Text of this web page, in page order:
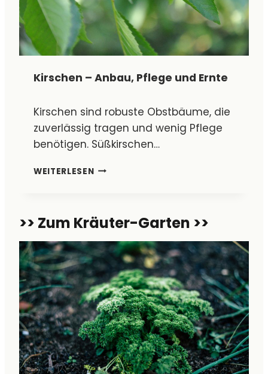
F
N
E
P
F
L
G
N
D
E
R
N
T
E
N
(
R
O
B
U
Kirschen – Anbau, Pflege und Ernte
Kirschen sind robuste Obstbäume, die
zuverlässig tragen und wenig Pflege
benötigen. Süßkirschen…
WEITERLESENK
C
H
E
N
–
A
N
B
A
U
,
P
F
>> Zum Kräuter-Garten >>